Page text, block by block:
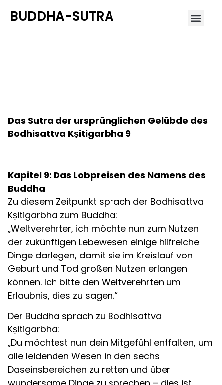
BUDDHA-SUTRA
Das Sutra der ursprünglichen Gelübde des
Bodhisattva Kṣitigarbha 9
Kapitel 9: Das Lobpreisen des Namens des
Buddha
Zu diesem Zeitpunkt sprach der Bodhisattva
Kṣitigarbha zum Buddha:
„Weltverehrter, ich möchte nun zum Nutzen
der zukünftigen Lebewesen einige hilfreiche
Dinge darlegen, damit sie im Kreislauf von
Geburt und Tod großen Nutzen erlangen
können. Ich bitte den Weltverehrten um
Erlaubnis, dies zu sagen.“
Der Buddha sprach zu Bodhisattva
Kṣitigarbha:
„Du möchtest nun dein Mitgefühl entfalten, um
alle leidenden Wesen in den sechs
Daseinsbereichen zu retten und über